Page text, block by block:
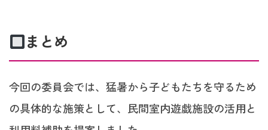
まとめ
今回の委員会では、猛暑から子どもたちを守るため
の具体的な施策として、民間室内遊戯施設の活用と